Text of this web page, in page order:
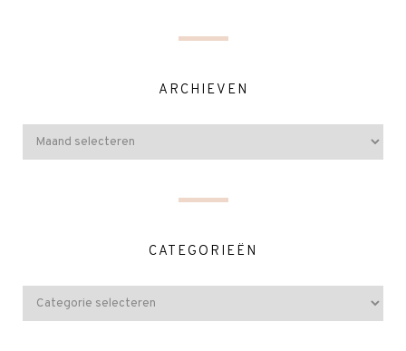
ARCHIEVEN
CATEGORIEËN